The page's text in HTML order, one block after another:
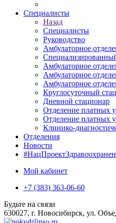
Специалисты
Назад
Специалисты
Руководство
Амбулаторное
Амбулаторное
Амбулаторное
Амбулаторное
Круглосуточный
Дневной стационар
Отделение платных
Отделение платных
Клинико-
Отделения
Новости
Мой кабинет
+7 (383) 363-06-60
Будьте на связи
630027, г. Новосибирск, ул.